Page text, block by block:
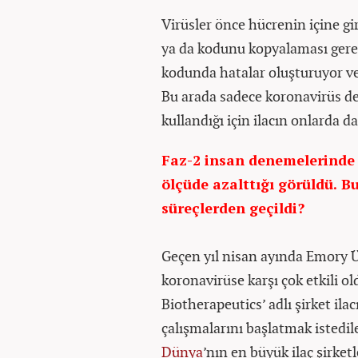
Virüsler önce hücrenin içine
ya da kodunu kopyalaması
kodunda hatalar oluşturuyor
Bu arada sadece koronavirüs
kullandığı için ilacın onlarda
Faz-2 insan
ölçüde azalttığı görüldü.
süreçlerden geçildi?
Geçen yıl nisan ayında
koronavirüse karşı çok etkili
Biotherapeutics’ adlı şirket
çalışmalarını başlatmak
Dünya’nın en büyük ilaç